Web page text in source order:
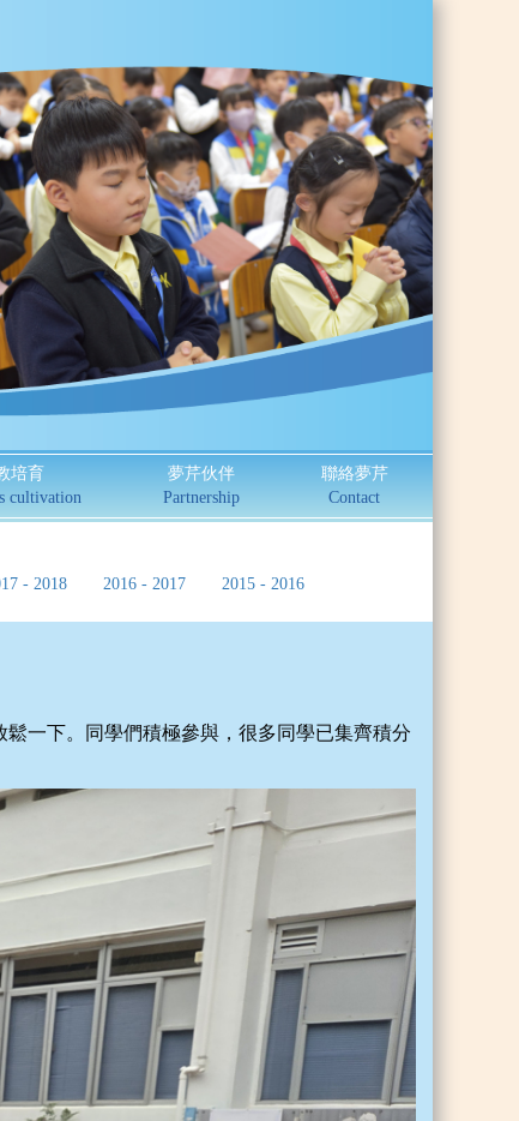
培育
cultivation
夢芹伙伴
Partnership
聯絡夢芹
Contact
- 2018 2016 - 2017 2015 - 2016
一下。同學們積極參與，很多同學已集齊積分